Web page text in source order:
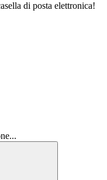
di posta elettronica!